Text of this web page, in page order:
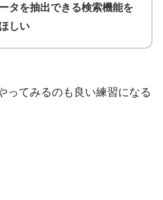
タを抽出できる検索機能を
しい
ってみるのも良い練習になる